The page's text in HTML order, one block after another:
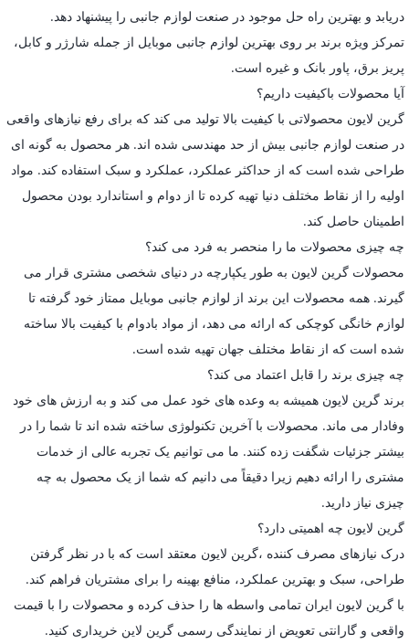
دریابد و بهترین راه حل موجود در صنعت لوازم جانبی را پیشنهاد دهد.
تمرکز ویژه برند بر روی بهترین لوازم جانبی موبایل از جمله شارژر و کابل،
پریز برق، پاور بانک و غیره است.
آیا محصولات باکیفیت داریم؟
گرین لایون محصولاتی با کیفیت بالا تولید می کند که برای رفع نیازهای واقعی
در صنعت لوازم جانبی بیش از حد مهندسی شده اند. هر محصول به گونه ای
طراحی شده است که از حداکثر عملکرد، عملکرد و سبک استفاده کند. مواد
اولیه را از نقاط مختلف دنیا تهیه کرده تا از دوام و استاندارد بودن محصول
اطمینان حاصل کند.
چه چیزی محصولات ما را منحصر به فرد می کند؟
محصولات گرین لایون به طور یکپارچه در دنیای شخصی مشتری قرار می
گیرند. همه محصولات این برند از لوازم جانبی موبایل ممتاز خود گرفته تا
لوازم خانگی کوچکی که ارائه می دهد، از مواد بادوام با کیفیت بالا ساخته
شده است که از نقاط مختلف جهان تهیه شده است.
چه چیزی برند را قابل اعتماد می کند؟
برند گرین لایون همیشه به وعده های خود عمل می کند و به ارزش های خود
وفادار می ماند. محصولات با آخرین تکنولوژی ساخته شده اند تا شما را در
بیشتر جزئیات شگفت زده کنند. ما می توانیم یک تجربه عالی از خدمات
مشتری را ارائه دهیم زیرا دقیقاً می دانیم که شما از یک محصول به چه
چیزی نیاز دارید.
گرین لایون چه اهمیتی دارد؟
درک نیازهای مصرف کننده ،گرین لایون معتقد است که با در نظر گرفتن
طراحی، سبک و بهترین عملکرد، منافع بهینه را برای مشتریان فراهم کند.
با گرین لایون ایران تمامی واسطه ها را حذف کرده و محصولات را با قیمت
واقعی و گارانتی تعویض از نمایندگی رسمی گرین لاین خریداری کنید.